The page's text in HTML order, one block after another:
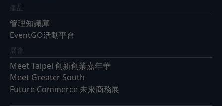
產品
管理知識庫
EventGO活動平台
展會
Meet Taipei 創新創業嘉年華
Meet Greater South
Future Commerce 未來商務展